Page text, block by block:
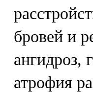
бровей и
ангидроз,
атрофия